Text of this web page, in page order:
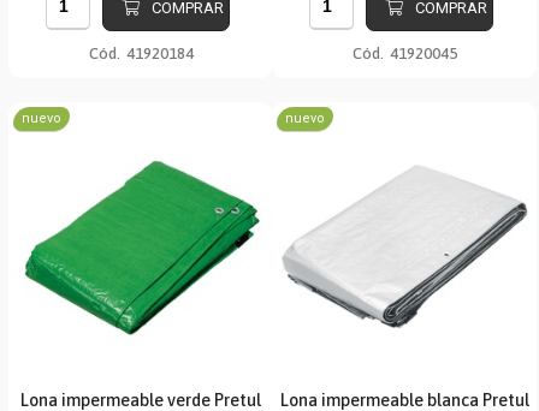
COMPRAR
Cód. 41920184
COMPRAR
Cód. 41920045
nuevo
Lona impermeable verde Pretul
nuevo
Lona impermeable blanca Pretul